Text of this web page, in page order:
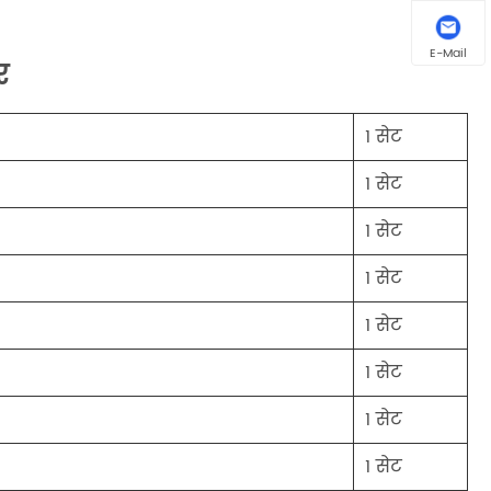
1 सेट
1 सेट
1 सेट
1 सेट
1 सेट
1 सेट
1 सेट
1 सेट
E-Mail